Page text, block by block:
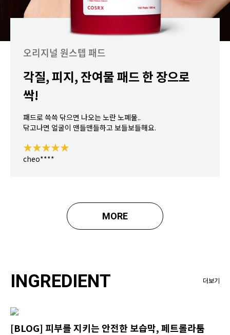
오리지널 원스텝 패드
각질, 피지, 잔여물 패드 한 장으로
싹!
패드로 쓱쓱 닦으면 나오는 노란 노폐물..
닦고나면 얼굴이 맨들맨들하고 보들보들해요.
★★★★★
cheo****
MORE
INGREDIENT 더보기
[BLOG] 피부를 지키는 안전한 보습막, 페트롤라툼